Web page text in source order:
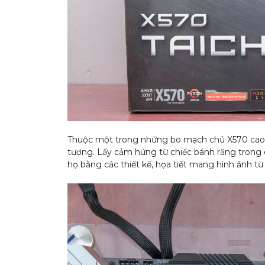
Thuộc một trong những bo mạch chủ X570
tượng. Lấy cảm hứng từ chiếc bánh răng
họ bằng các thiết kế, họa tiết mang hình ảnh